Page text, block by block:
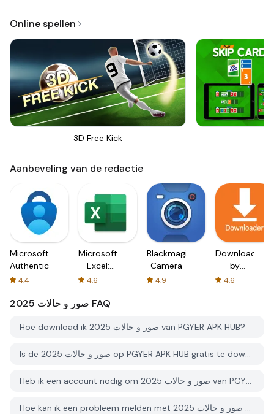
Online spellen
3D Free Kick
Aanbeveling van de redactie
Microsoft
Authenticator
4.4
Microsoft
Excel:
Spreadsheets
4.6
Blackmagic
Camera
4.9
Downloader
by
AFTVnews
4.6
صور و حالات 2025 FAQ
Hoe download ik صور و حالات 2025 van PGYER APK HUB?
Is de صور و حالات 2025 op PGYER APK HUB gratis te downloaden?
Heb ik een account nodig om صور و حالات 2025 van PGYER APK HUB te downloaden?
Hoe kan ik een probleem melden met صور و حالات 2025 op PGYER APK HUB?